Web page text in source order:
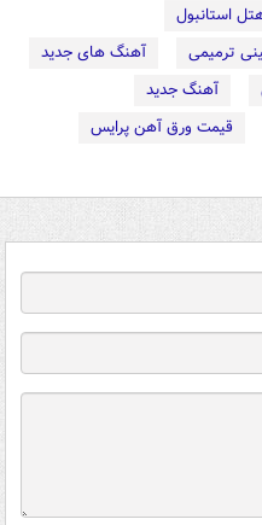
استانبول
ترمیمی
آهنگ های جدید
آهنگ جدید
قیمت ورق آهن پرایس